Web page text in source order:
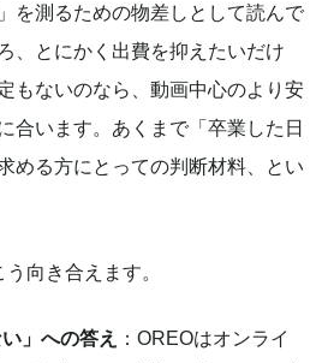
を測るための物差しとして読んで
、とにかく出費を抑えたいだけ
もないのなら、動画中心のより安
合います。あくまで「卒業した日
める方にとっての判断材料、とい
向き合えます。
」への答え
：OREOはオンライ